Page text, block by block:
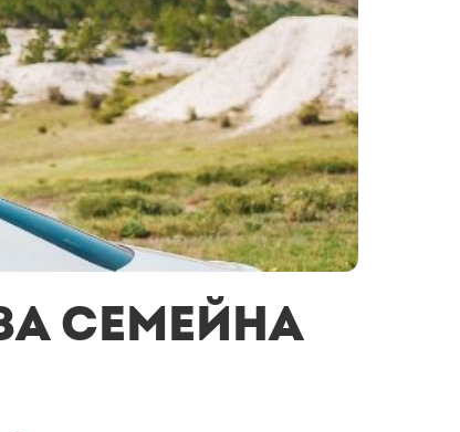
семейна